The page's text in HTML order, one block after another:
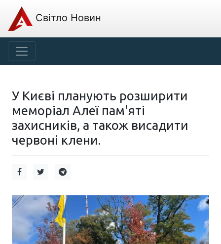
Світло Новин
У Києві планують розширити
меморіал Алеї пам'яті
захисників, а також висадити
червоні клени.